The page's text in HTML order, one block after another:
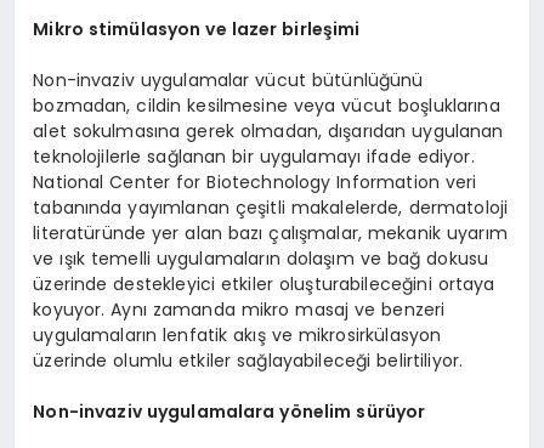
Mikro stimülasyon ve lazer birleşimi
Non-invaziv uygulamalar vücut bütünlüğünü
bozmadan, cildin kesilmesine veya vücut boşluklarına
alet sokulmasına gerek olmadan, dışarıdan uygulanan
teknolojilerIe sağlanan bir uygulamayı ifade ediyor.
National Center for Biotechnology Information veri
tabanında yayımlanan çeşitli makalelerde, dermatoloji
literatüründe yer alan bazı çalışmalar, mekanik uyarım
ve ışık temelli uygulamaların dolaşım ve bağ dokusu
üzerinde destekleyici etkiler oluşturabileceğini ortaya
koyuyor. Aynı zamanda mikro masaj ve benzeri
uygulamaların lenfatik akış ve mikrosirkülasyon
üzerinde olumlu etkiler sağlayabileceği belirtiliyor.
Non-invaziv uygulamalara yönelim sürüyor